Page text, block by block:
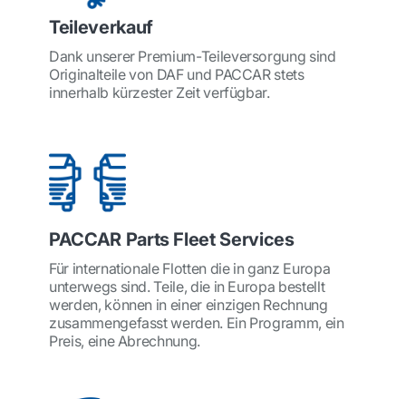
Teileverkauf
Dank unserer Premium-Teileversorgung sind
Originalteile von DAF und PACCAR stets
innerhalb kürzester Zeit verfügbar.
PACCAR Parts Fleet Services
Für internationale Flotten die in ganz Europa
unterwegs sind. Teile, die in Europa bestellt
werden, können in einer einzigen Rechnung
zusammengefasst werden. Ein Programm, ein
Preis, eine Abrechnung.